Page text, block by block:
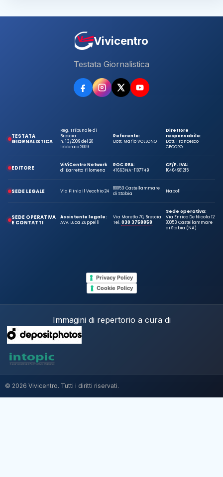
Vivicentro
Testata Giornalistica
TESTATA
GIORNALISTICA
Reg. Tribunale di
Brescia
n. 13/2009 del 20
febbraio 2009
Referente:
Dott. Mario VOLLONO
Direttore
responsabile:
Dott. Francesco
CECORO
EDITORE
ViViCentro Network
di Barretta Filomena
ROC:
41663
REA:
NA-1107749
CF/P. IVA:
10464981215
SEDE LEGALE Via Plinio Il Vecchio 24
80053 Castellammare
di Stabia
Napoli
SEDE OPERATIVA
E CONTATTI
Assistente legale:
Avv. Luca Zuppelli
Via Moretto 70, Brescia
Tel.030 3758858
Sede operativa:
Via Enrico De Nicola 12
80053 Castellammare
di Stabia (NA)
Privacy Policy
Cookie Policy
Immagini di repertorio a cura di
© 2026 Vivicentro. Tutti i diritti riservati.